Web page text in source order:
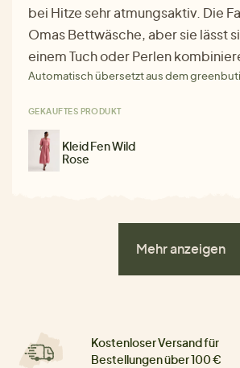
bei Hitze sehr atmungsaktiv. Die
Omas Bettwäsche, aber sie lässt
einem Tuch oder Perlen
Automatisch übersetzt aus dem
GEKAUFTES PRODUKT
Kleid Fen Wild
Rose
Mehr anzeigen
Kostenloser Versand für
Bestellungen über 100 €